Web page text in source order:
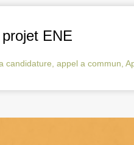
ENE
candidature appel a commun